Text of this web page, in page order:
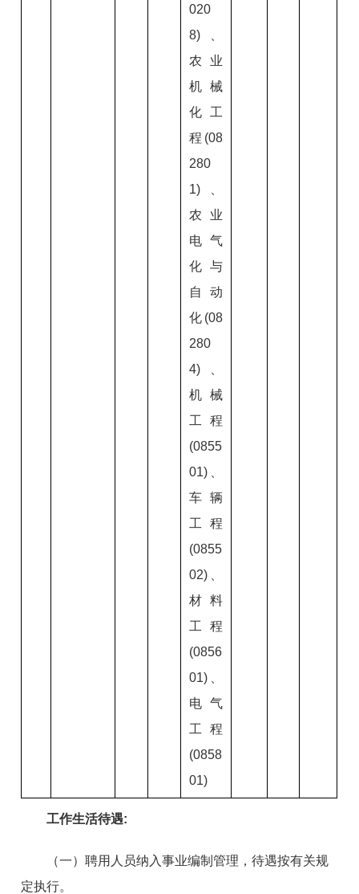
020
8)、
农业
机械
化工
程(08
280
1)、
农业
电气
化与
自动
化(08
280
4)、
机械
工程
(0855
01)、
车辆
工程
(0855
02)、
材料
工程
(0856
01)、
电气
工程
(0858
01)
工作生活待遇:
（一）聘用人员纳入事业编制管理，待遇按有关规
定执行。